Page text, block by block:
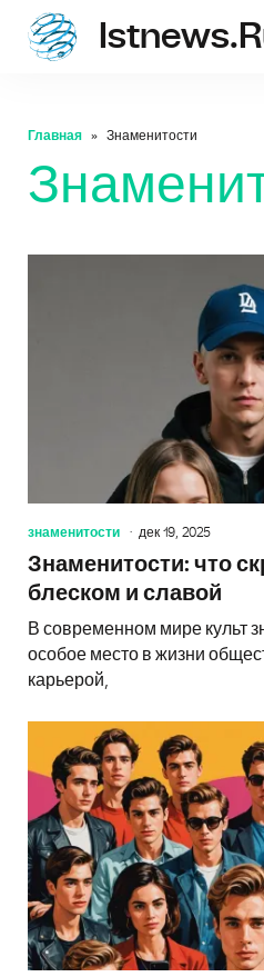
Главная Знаменитости
знаменитости дек 19, 2025
Знаменитости: что
блеском и славой
В современном мире культ
особое место в жизни
карьерой,